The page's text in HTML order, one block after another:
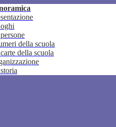
della scuola
della scuola